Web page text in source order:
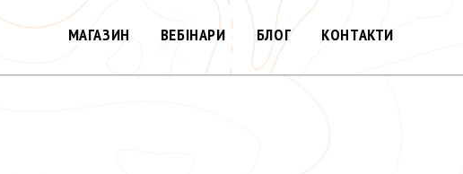
МАГАЗИН ВЕБІНАРИ БЛОГ КОНТАКТИ